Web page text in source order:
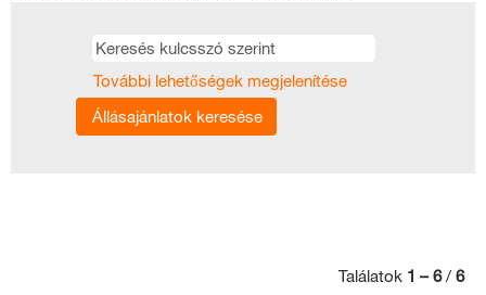
További lehetőségek megjelenítése
Találatok 1 – 6/ 6